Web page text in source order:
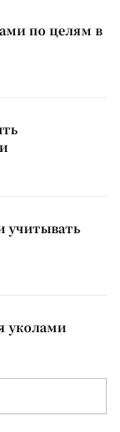
по целям в
учитывать
уколами